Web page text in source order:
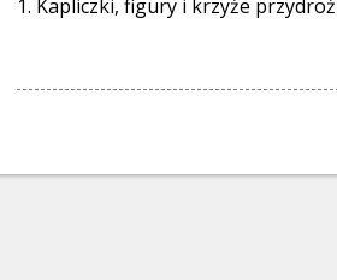
1. Kapliczki, figury i krzyże